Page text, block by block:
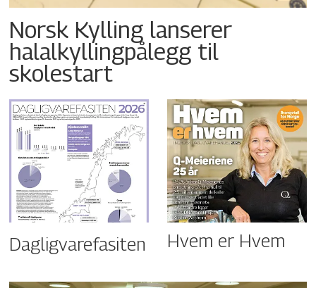
Norsk Kylling lanserer
halalkyllingpålegg til
skolestart
Dagligvarefasiten Hvem er Hvem